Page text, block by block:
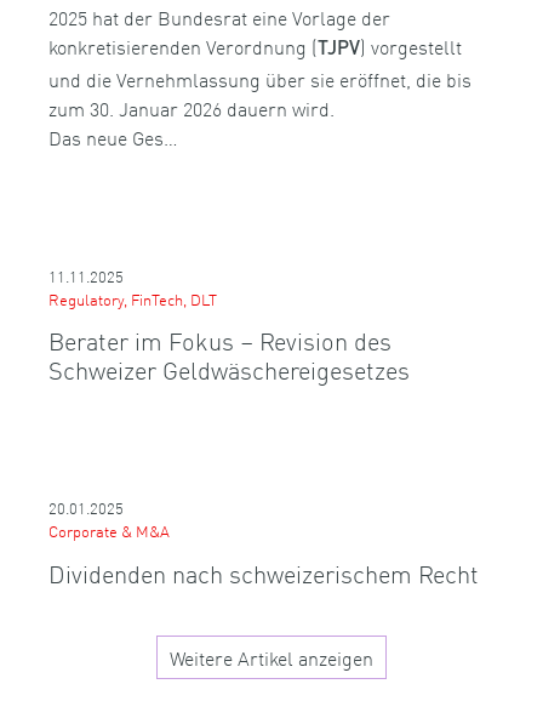
2025 hat der Bundesrat eine Vorlage der
konkretisierenden Verordnung ( TJPV) vorgestellt
und die Vernehmlassung über sie eröffnet, die bis
zum 30. Januar 2026 dauern wird.
Das neue Ges…
11.11.2025
Regulatory, FinTech, DLT
Berater im Fokus – Revision des
Schweizer Geldwäschereigesetzes
20.01.2025
Corporate & M&A
Dividenden nach schweizerischem Recht
Weitere Artikel anzeigen